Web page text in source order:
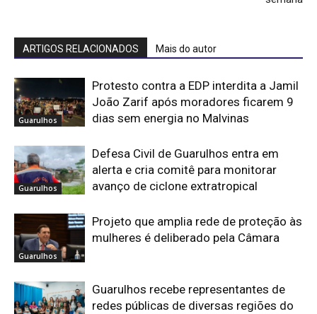
ARTIGOS RELACIONADOS Mais do autor
Guarulhos
Protesto contra a EDP interdita a Jamil
João Zarif após moradores ficarem 9
dias sem energia no Malvinas
Guarulhos
Defesa Civil de Guarulhos entra em
alerta e cria comitê para monitorar
avanço de ciclone extratropical
Guarulhos
Projeto que amplia rede de proteção às
mulheres é deliberado pela Câmara
Guarulhos recebe representantes de
redes públicas de diversas regiões do